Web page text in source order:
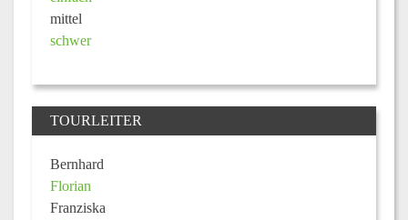
mittel
schwer
TOURLEITER
Bernhard
Florian
Franziska